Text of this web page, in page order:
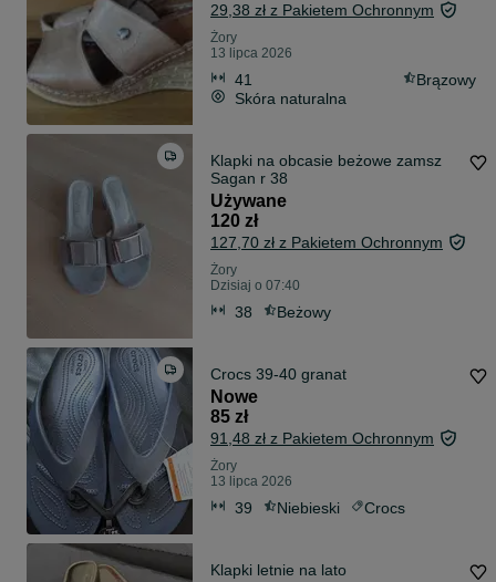
29,38 zł z Pakietem Ochronnym
Żory
13 lipca 2026
41
Brązowy
Skóra naturalna
Klapki na obcasie beżowe zamsz
Sagan r 38
Używane
120 zł
127,70 zł z Pakietem Ochronnym
Żory
Dzisiaj o 07:40
38 Beżowy
Crocs 39-40 granat
Nowe
85 zł
91,48 zł z Pakietem Ochronnym
Żory
13 lipca 2026
39 Niebieski Crocs
Klapki letnie na lato